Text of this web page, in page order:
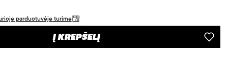
parduotuvėje turime
Į KREPŠELĮ